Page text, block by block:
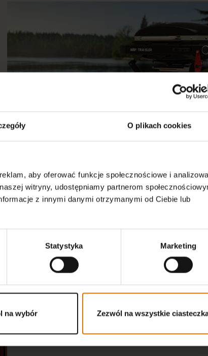
O plikach cookies
aby oferować funkcje społecznościowe i
witryny, udostępniamy partnerom
z innymi danymi otrzymanymi od Ciebie lub
Statystyka Marketing
na wybór Zezwól na wszystkie
NAJLEPIEJ ZORGANIZOWANA
Modułowa i elastyczna kuchnia na świeżym